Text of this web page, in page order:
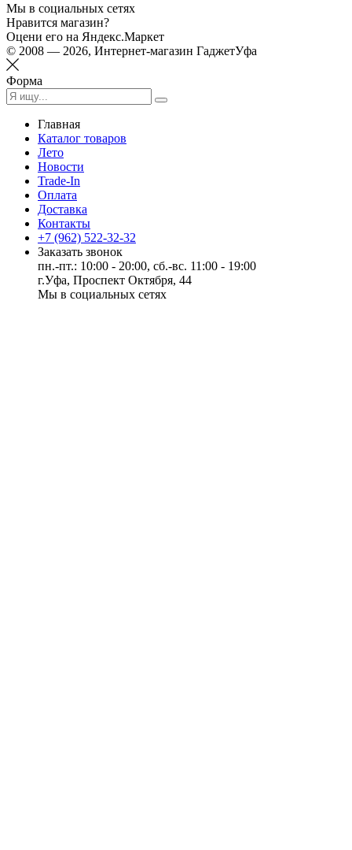
Мы в социальных сетях
Нравится магазин?
Оцени его на Яндекс.Маркет
© 2008 — 2026, Интернет-магазин ГаджетУфа
Форма
Главная
Каталог товаров
Лето
Новости
Trade-In
Оплата
Доставка
Контакты
+7 (962) 522-32-32
Заказать звонок
пн.-пт.: 10:00 - 20:00, сб.-вс. 11:00 - 19:00
г.Уфа, Проспект Октября, 44
Мы в социальных сетях